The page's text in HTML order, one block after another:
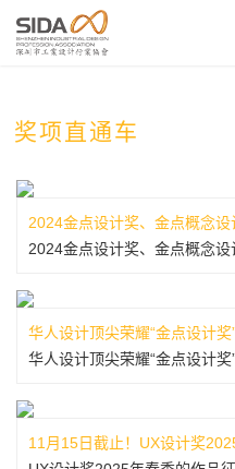
奖项直通车
华人设计顶尖荣耀“金点设计
11月15日截止！UX设计奖